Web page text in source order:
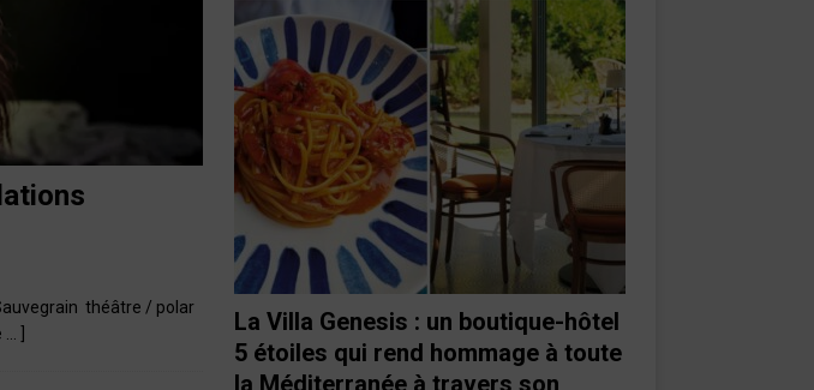
théâtre / polar
… ]
La Villa Genesis : un boutique-hôtel
5 étoiles qui rend hommage à toute